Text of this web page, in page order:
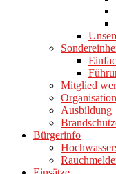
Mitglied
Organisation
Ausbildung
Bürgerinfo